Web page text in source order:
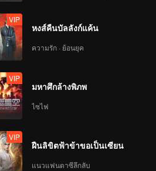
VIP
หงส์คืนบัลลังก์แค้น
ความรัก · ย้อนยุค
VIP
มหาศึกล้างพิภพ
ไซไฟ
VIP
ฝืนลิขิตฟ้าข้าขอเป็นเซียน
แนวแฟนตาซีลึกลับ